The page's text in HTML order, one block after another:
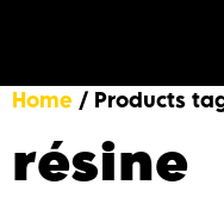
Home / Products
résine